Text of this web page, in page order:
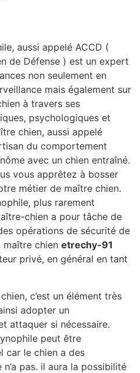
aussi appelé ACCD (
de Défense ) est un expert
non seulement en
mais également sur
à travers ses
psychologiques et
chien, aussi appelé
du comportement
avec un chien entraîné.
vous apprêtez à bosser
métier de maître chien.
plus rarement
chien a pour tâche de
opérations de sécurité de
maître chien etrechy-91
privé, en général en tant
c’est un élément très
adopter un
attaquer si nécessaire.
peut être
car le chien a des
pas. il aura la possibilité